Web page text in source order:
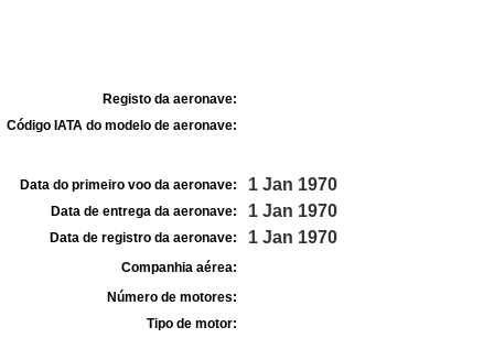
Registo da aeronave:
Código IATA do modelo de aeronave:
Data do primeiro voo da aeronave: 1 Jan 1970
Data de entrega da aeronave: 1 Jan 1970
Data de registro da aeronave: 1 Jan 1970
Companhia aérea:
Número de motores:
Tipo de motor: